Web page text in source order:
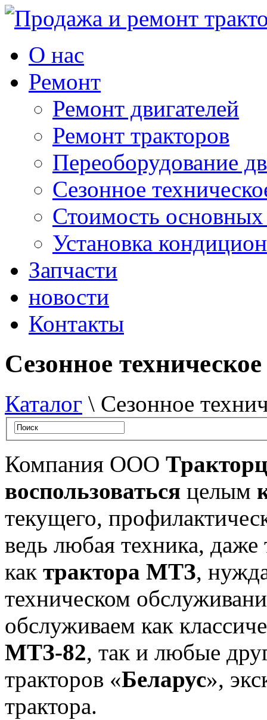
О нас
Ремонт
Ремонт двигателей
Ремонт тракторов
Переоборудование
Сезонное
Стоимость
Установка
Запчасти
новости
Контакты
Сезонное
Каталог \ Сезонное
Компания ООО
воспользоваться целым
текущего,
ведь любая техника,
как трактора МТЗ,
техническом
обслуживаем как
МТЗ-82, так и любые
тракторов «Беларус»,
трактора.